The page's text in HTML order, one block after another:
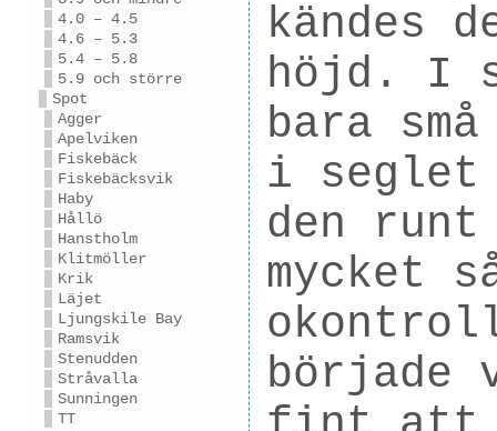
4.0 – 4.5
4.6 – 5.3
5.4 – 5.8
5.9 och större
Spot
Agger
Apelviken
Fiskebäck
Fiskebäcksvik
Haby
Hållö
Hanstholm
Klitmöller
Krik
Läjet
Ljungskile Bay
Ramsvik
Stenudden
Stråvalla
Sunningen
TT
kändes
höjd. I
bara
i seglet
den
mycket
började